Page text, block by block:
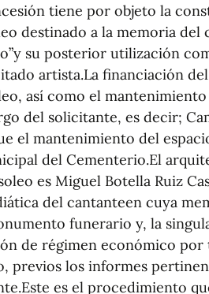
tiene por objeto la
destinado a la memoria del
su posterior utilización
artista.La financiación
así como el
del solicitante, es decir;
el mantenimiento del
del Cementerio.El
es Miguel Botella Ruiz
del cantanteen cuya
funerario y, la
de régimen económico
previos los informes
es el procedimiento